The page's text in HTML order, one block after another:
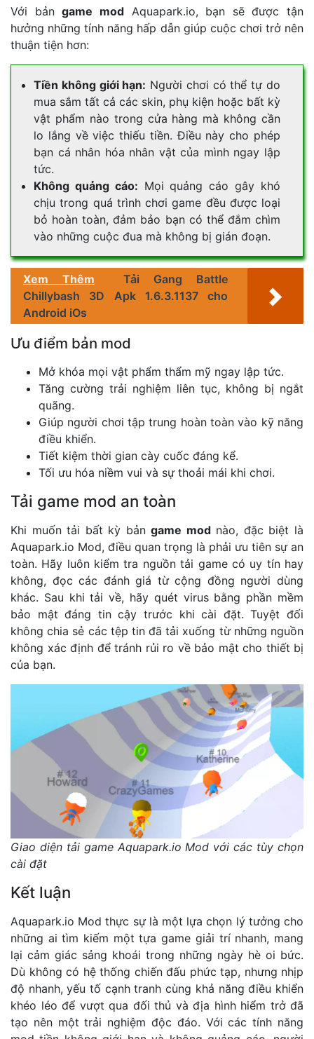
Với bảngame modAquapark.io, bạn sẽ được tận
hưởng những tính năng hấp dẫn giúp cuộc chơi trở nên
thuận tiện hơn:
Tiền không giới hạn: Người chơi có thể tự do
mua sắm tất cả các skin, phụ kiện hoặc bất kỳ
vật phẩm nào trong cửa hàng mà không cần
lo lắng về việc thiếu tiền. Điều này cho phép
bạn cá nhân hóa nhân vật của mình ngay lập
tức.
Không quảng cáo: Mọi quảng cáo gây khó
chịu trong quá trình chơi game đều được loại
bỏ hoàn toàn, đảm bảo bạn có thể đắm chìm
vào những cuộc đua mà không bị gián đoạn.
Xem Thêm
Tải Gang Battle
Chillybash 3D Apk 1.6.3.1137 cho
Android iOs
Ưu điểm bản mod
Mở khóa mọi vật phẩm thẩm mỹ ngay lập tức.
Tăng cường trải nghiệm liên tục, không bị ngắt
quãng.
Giúp người chơi tập trung hoàn toàn vào kỹ năng
điều khiển.
Tiết kiệm thời gian cày cuốc đáng kể.
Tối ưu hóa niềm vui và sự thoải mái khi chơi.
Tải game mod an toàn
Khi muốn tải bất kỳ bảngame modnào, đặc biệt là
Aquapark.io Mod, điều quan trọng là phải ưu tiên sự an
toàn. Hãy luôn kiểm tra nguồn tải game có uy tín hay
không, đọc các đánh giá từ cộng đồng người dùng
khác. Sau khi tải về, hãy quét virus bằng phần mềm
bảo mật đáng tin cậy trước khi cài đặt. Tuyệt đối
không chia sẻ các tệp tin đã tải xuống từ những nguồn
không xác định để tránh rủi ro về bảo mật cho thiết bị
của bạn.
Giao diện tải game Aquapark.io Mod với các tùy chọn
cài đặt
Kết luận
Aquapark.io Mod thực sự là một lựa chọn lý tưởng cho
những ai tìm kiếm một tựa game giải trí nhanh, mang
lại cảm giác sảng khoái trong những ngày hè oi bức.
Dù không có hệ thống chiến đấu phức tạp, nhưng nhịp
độ nhanh, yếu tố cạnh tranh cùng khả năng điều khiển
khéo léo để vượt qua đối thủ và địa hình hiểm trở đã
tạo nên một trải nghiệm độc đáo. Với các tính năng